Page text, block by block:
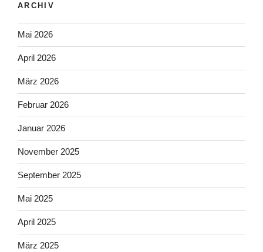
ARCHIV
Mai 2026
April 2026
März 2026
Februar 2026
Januar 2026
November 2025
September 2025
Mai 2025
April 2025
März 2025